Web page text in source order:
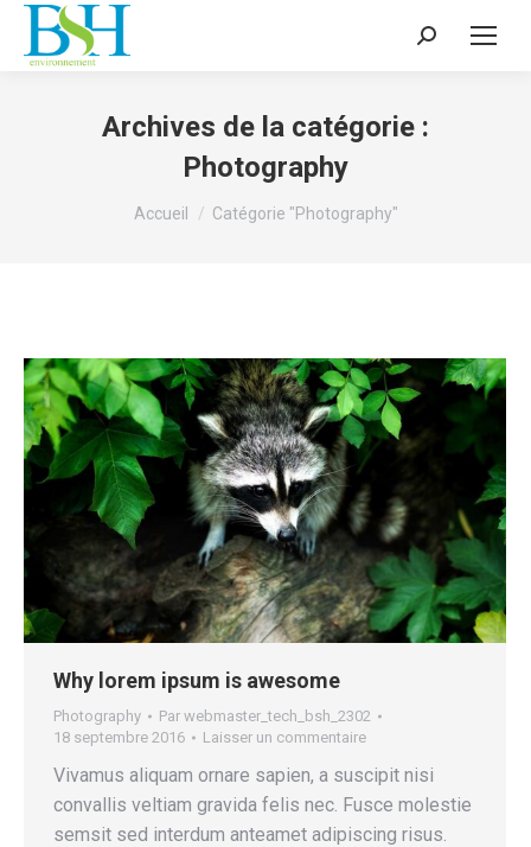
Recherche
Archives de la catégorie :
Photography
Vous êtes ici :
Accueil Catégorie "Photography"
Why lorem ipsum is awesome
Photography Par webmaster_tech_bsh_2302
18 septembre 2016
Laisser un commentaire
Vivamus aliquam ornare sapien, a suscipit nisi
convallis veltiam gravida felis nec. Fusce molestie
semsit sed interdum anteamet adipiscing risus.